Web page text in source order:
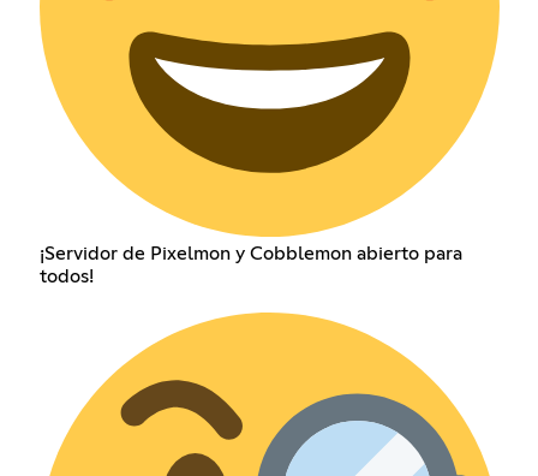
¡Servidor de Pixelmon y Cobblemon abierto para
todos!